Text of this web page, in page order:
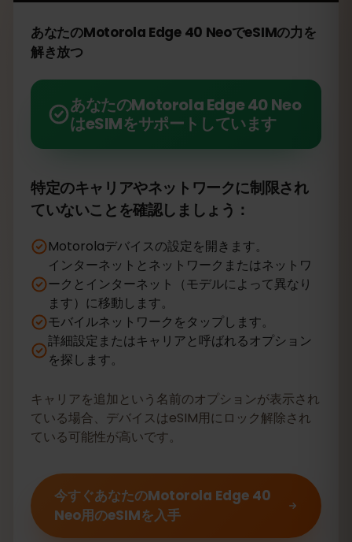
あなたのMotorola Edge 40 NeoでeSIMの力を
解き放つ
あなたのMotorola Edge 40 Neo
はeSIMをサポートしています
特定のキャリアやネットワークに制限され
ていないことを確認しましょう：
Motorolaデバイスの設定を開きます。
インターネットとネットワークまたはネットワ
ークとインターネット（モデルによって異なり
ます）に移動します。
モバイルネットワークをタップします。
詳細設定またはキャリアと呼ばれるオプション
を探します。
キャリアを追加という名前のオプションが表示され
ている場合、デバイスはeSIM用にロック解除され
ている可能性が高いです。
今すぐあなたのMotorola Edge 40
Neo用のeSIMを入手